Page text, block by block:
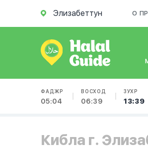
Элизабеттун О
ФАДЖР
05:04
ВОСХОД
06:39
ЗУХР
13:39
Кибла г.